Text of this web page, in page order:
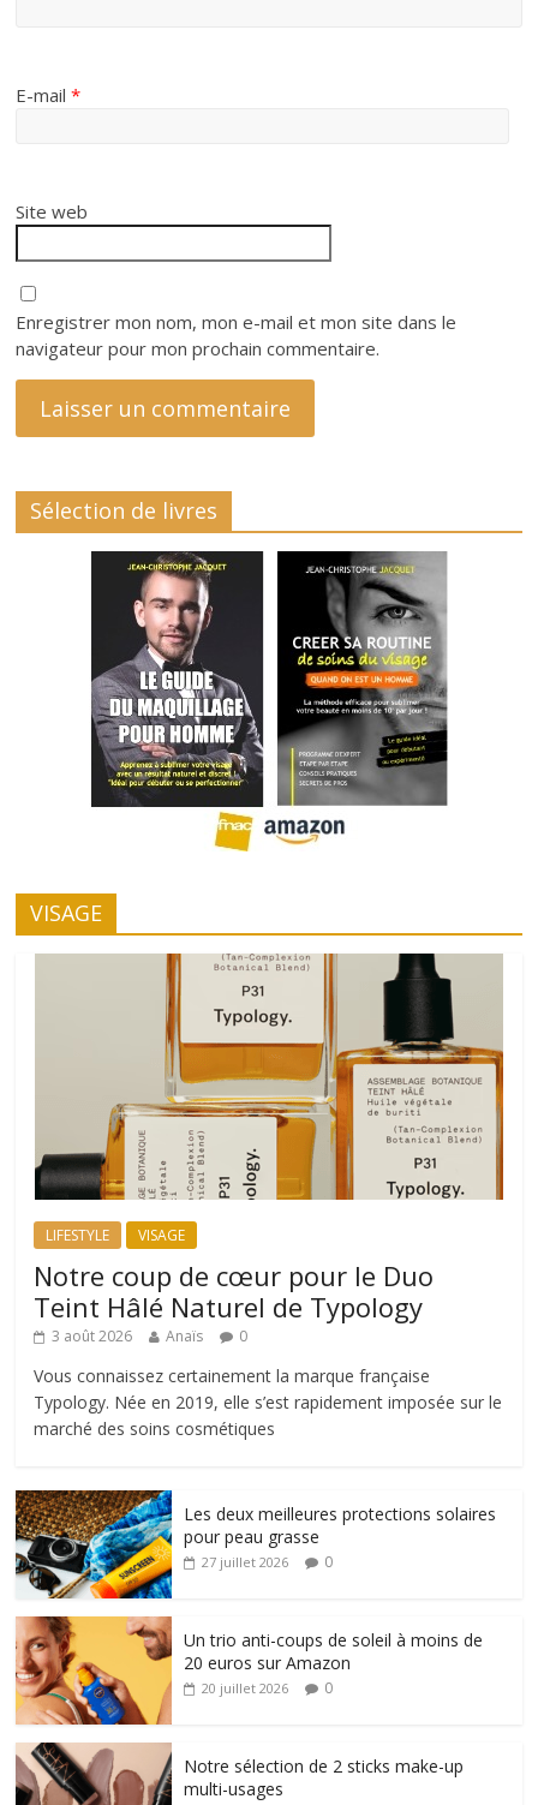
E-mail*
Site web
Enregistrer mon nom, mon e-mail et mon site dans le
navigateur pour mon prochain commentaire.
Sélection de livres
VISAGE
LIFESTYLE VISAGE
Notre coup de cœur pour le Duo
Teint Hâlé Naturel de Typology
3 août 2026 Anaïs 0
Vous connaissez certainement la marque française
Typology. Née en 2019, elle s’est rapidement imposée sur le
marché des soins cosmétiques
Les deux meilleures protections solaires
pour peau grasse
27 juillet 2026 0
Un trio anti-coups de soleil à moins de
20 euros sur Amazon
20 juillet 2026 0
Notre sélection de 2 sticks make-up
multi-usages